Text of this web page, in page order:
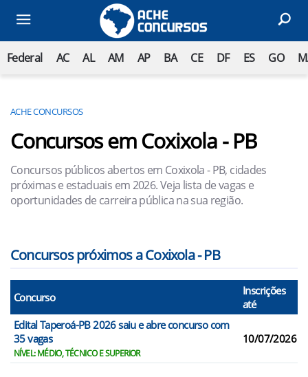
Federal AC AL AM AP BA CE DF ES GO
ACHE CONCURSOS
Concursos em Coxixola - PB
Concursos públicos abertos em Coxixola - PB, cidades
próximas e estaduais em 2026. Veja lista de vagas e
oportunidades de carreira pública na sua região.
Concursos próximos a Coxixola - PB
Concurso
Inscrições
até
Edital Taperoá-PB 2026 saiu e abre concurso com
35 vagas
NÍVEL: MÉDIO, TÉCNICO E SUPERIOR
10/07/2026